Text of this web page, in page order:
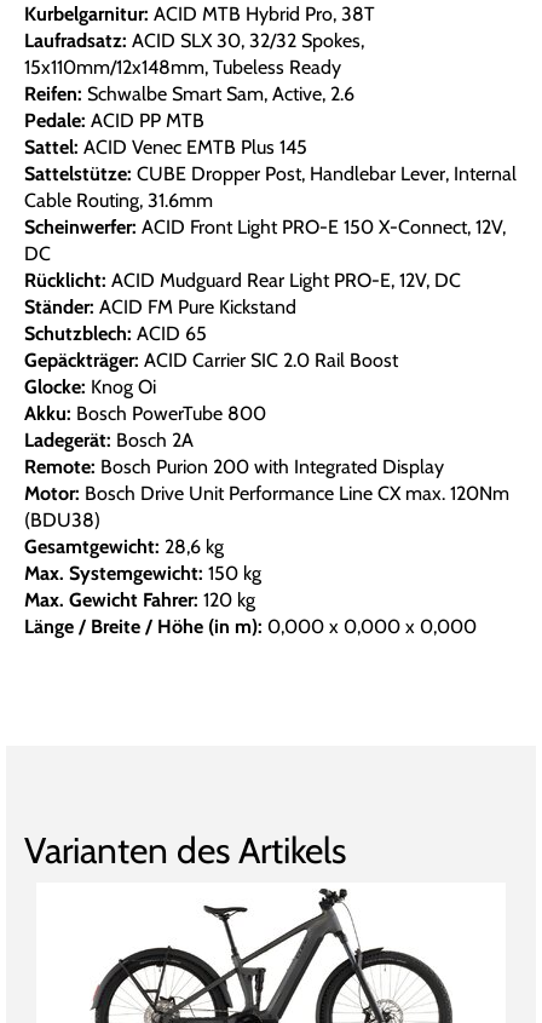
Kurbelgarnitur: ACID MTB Hybrid Pro, 38T
Laufradsatz: ACID SLX 30, 32/32 Spokes,
15x110mm/12x148mm, Tubeless Ready
Reifen: Schwalbe Smart Sam, Active, 2.6
Pedale: ACID PP MTB
Sattel: ACID Venec EMTB Plus 145
Sattelstütze: CUBE Dropper Post, Handlebar Lever, Internal
Cable Routing, 31.6mm
Scheinwerfer: ACID Front Light PRO-E 150 X-Connect, 12V,
DC
Rücklicht: ACID Mudguard Rear Light PRO-E, 12V, DC
Ständer: ACID FM Pure Kickstand
Schutzblech: ACID 65
Gepäckträger: ACID Carrier SIC 2.0 Rail Boost
Glocke: Knog Oi
Akku: Bosch PowerTube 800
Ladegerät: Bosch 2A
Remote: Bosch Purion 200 with Integrated Display
Motor: Bosch Drive Unit Performance Line CX max. 120Nm
(BDU38)
Gesamtgewicht: 28,6 kg
Max. Systemgewicht: 150 kg
Max. Gewicht Fahrer: 120 kg
Länge / Breite / Höhe (in m): 0,000 x 0,000 x 0,000
Varianten des Artikels